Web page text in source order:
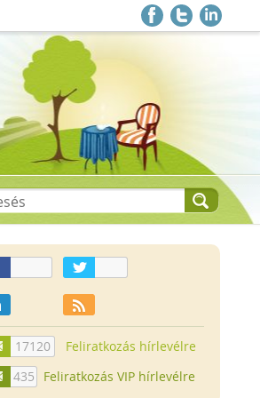
17120
Feliratkozás hírlevélre
435
Feliratkozás VIP hírlevélre